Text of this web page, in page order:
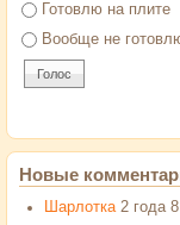
Готовлю на плите
Вообще не
Новые
Шарлотка 2 года